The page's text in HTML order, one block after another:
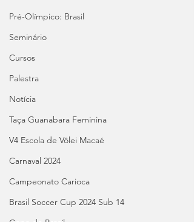
Pré-Olímpico: Brasil
Seminário
Cursos
Palestra
Notícia
Taça Guanabara Feminina
V4 Escola de Vôlei Macaé
Carnaval 2024
Campeonato Carioca
Brasil Soccer Cup 2024 Sub 14